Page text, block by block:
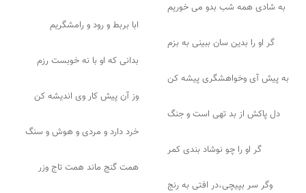
به شادی همه شب بدو می خوریم
ابا بربط و رود و رامشگریم
گر او را بدین سان ببینی به بزم
بدانی که او با نه خوبست رزم
به پیش آی وخواهشگری پیشه کن
وز آن پیش کار وی اندیشه کن
دل پاکش از بد تهی است و جنگ
خرد دارد و مردی و هوش و سنگ
گر او را چو نوشاد بندی کمر
همت گنج ماند همت تاج وزر
وگر سر بپیچی،در افتی به رنج